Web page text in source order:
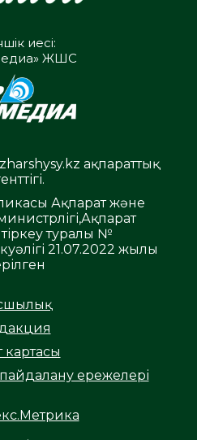
иесі:
ЖШС
ақпараттық
Ақпарат және
тіркеу туралы №
21.07.2022 жылы
картасы
ережелері